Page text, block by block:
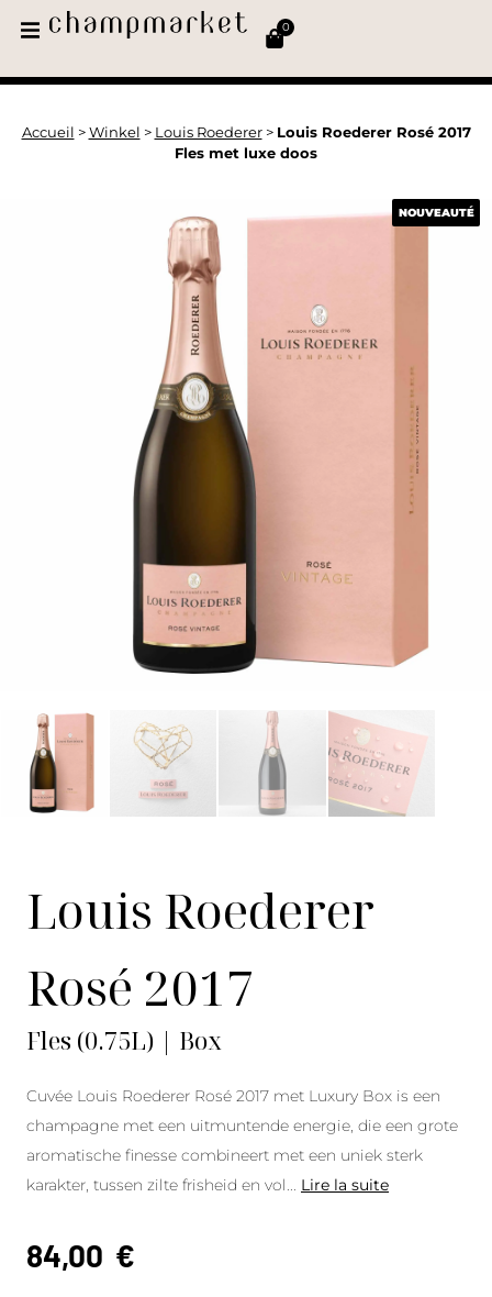
0
Accueil > Winkel > Louis Roederer> Louis Roederer Rosé 2017
Fles met luxe doos
NOUVEAUTÉ
Louis Roederer
Rosé 2017
Fles (0.75L) | Box
Cuvée Louis Roederer Rosé 2017 met Luxury Box is een
champagne met een uitmuntende energie, die een grote
aromatische finesse combineert met een uniek sterk
karakter, tussen zilte frisheid en vol
Lire la suite
84,00 €